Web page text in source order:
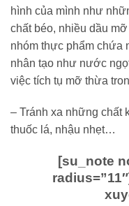
hình của mình như
chất béo, nhiều dầu
nhóm thực phẩm chứa
nhân tạo như nước
việc tích tụ mỡ thừa
– Tránh xa những chất
thuốc lá, nhậu nhẹt…
[su_note